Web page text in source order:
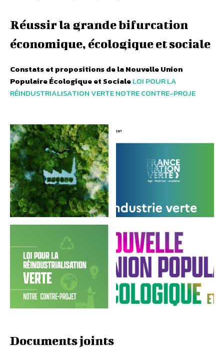
Réussir la grande bifurcation
économique, écologique et sociale
Constats et propositions de la Nouvelle Union
Populaire Écologique et SocialeLOI POUR LA
RÉINDUSTRIALISATION VERTE NOTRE CONTRE-PROJE
Documents joints